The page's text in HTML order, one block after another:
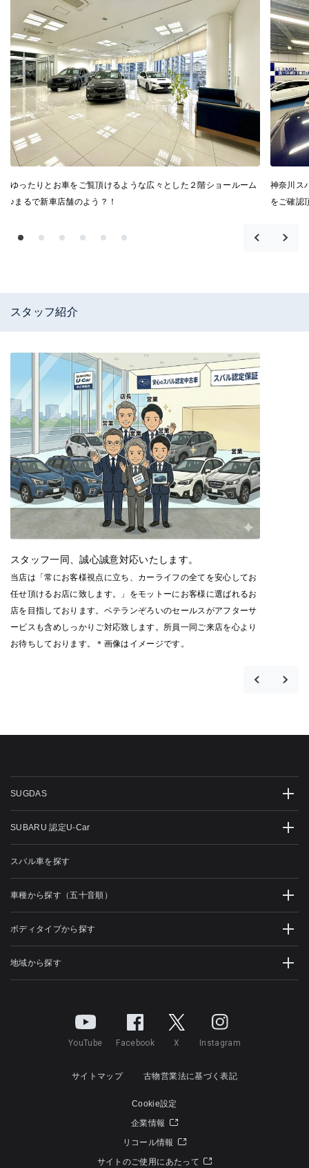
ゆったりとお車をご覧頂けるような広々とした２階ショールーム
♪まるで新車店舗のよう？！
神奈川ス
をご確認
スタッフ紹介
スタッフ一同、誠心誠意対応いたします。
当店は「常にお客様視点に立ち、カーライフの全てを安心してお
任せ頂けるお店に致します。」をモットーにお客様に選ばれるお
店を目指しております。ベテランぞろいのセールスがアフターサ
ービスも含めしっかりご対応致します。所員一同ご来店を心より
お待ちしております。＊画像はイメージです。
SUGDAS
SUBARU 認定U-Car
スバル車を探す
車種から探す（五十音順）
ボディタイプから探す
地域から探す
YouTube Facebook X Instagram
サイトマップ 古物営業法に基づく表記
Cookie設定
企業情報
リコール情報
サイトのご使用にあたって